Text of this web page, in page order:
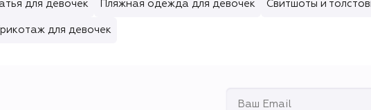
для девочек Пляжная одежда для девочек Свитшоты и
для девочек